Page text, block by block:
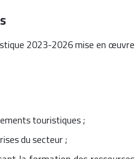
2023-2026 mise en œuvre
touristiques ;
du secteur ;